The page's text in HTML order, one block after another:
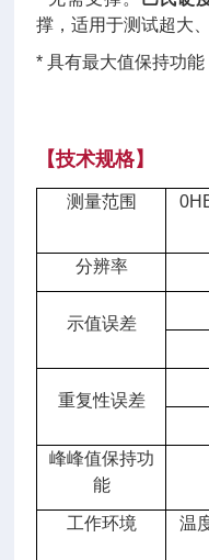
撑，适用于测试超大
* 具有最大值保持功能
【技术规格】
测量范围
分辨率
示值误差
重复性误差
峰峰值保持功
能
工作环境
温